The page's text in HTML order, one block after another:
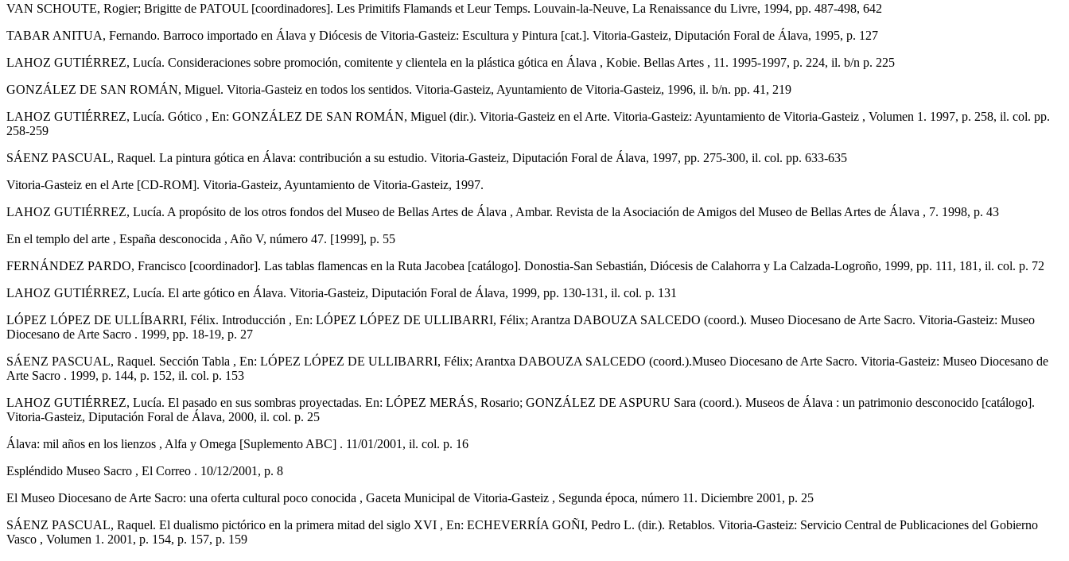
VAN SCHOUTE, Rogier; Brigitte de PATOUL [coordinadores]. Les Primitifs Flamands et Leur Temps. Louvain-la-Neuve, La Renaissance du Livre, 1994, pp. 487-498, 642
TABAR ANITUA, Fernando. Barroco importado en Álava y Diócesis de Vitoria-Gasteiz: Escultura y Pintura [cat.]. Vitoria-Gasteiz, Diputación Foral de Álava, 1995, p. 127
LAHOZ GUTIÉRREZ, Lucía. Consideraciones sobre promoción, comitente y clientela en la plástica gótica en Álava , Kobie. Bellas Artes , 11. 1995-1997, p. 224, il. b/n p. 225
GONZÁLEZ DE SAN ROMÁN, Miguel. Vitoria-Gasteiz en todos los sentidos. Vitoria-Gasteiz, Ayuntamiento de Vitoria-Gasteiz, 1996, il. b/n. pp. 41, 219
LAHOZ GUTIÉRREZ, Lucía. Gótico , En: GONZÁLEZ DE SAN ROMÁN, Miguel (dir.). Vitoria-Gasteiz en el Arte. Vitoria-Gasteiz: Ayuntamiento de Vitoria-Gasteiz , Volumen 1. 1997, p. 258, il. col. pp.
258-259
SÁENZ PASCUAL, Raquel. La pintura gótica en Álava: contribución a su estudio. Vitoria-Gasteiz, Diputación Foral de Álava, 1997, pp. 275-300, il. col. pp. 633-635
Vitoria-Gasteiz en el Arte [CD-ROM]. Vitoria-Gasteiz, Ayuntamiento de Vitoria-Gasteiz, 1997.
LAHOZ GUTIÉRREZ, Lucía. A propósito de los otros fondos del Museo de Bellas Artes de Álava , Ambar. Revista de la Asociación de Amigos del Museo de Bellas Artes de Álava , 7. 1998, p. 43
En el templo del arte , España desconocida , Año V, número 47. [1999], p. 55
FERNÁNDEZ PARDO, Francisco [coordinador]. Las tablas flamencas en la Ruta Jacobea [catálogo]. Donostia-San Sebastián, Diócesis de Calahorra y La Calzada-Logroño, 1999, pp. 111, 181, il. col. p. 72
LAHOZ GUTIÉRREZ, Lucía. El arte gótico en Álava. Vitoria-Gasteiz, Diputación Foral de Álava, 1999, pp. 130-131, il. col. p. 131
LÓPEZ LÓPEZ DE ULLÍBARRI, Félix. Introducción , En: LÓPEZ LÓPEZ DE ULLIBARRI, Félix; Arantza DABOUZA SALCEDO (coord.). Museo Diocesano de Arte Sacro. Vitoria-Gasteiz: Museo
Diocesano de Arte Sacro . 1999, pp. 18-19, p. 27
SÁENZ PASCUAL, Raquel. Sección Tabla , En: LÓPEZ LÓPEZ DE ULLIBARRI, Félix; Arantxa DABOUZA SALCEDO (coord.).Museo Diocesano de Arte Sacro. Vitoria-Gasteiz: Museo Diocesano de
Arte Sacro . 1999, p. 144, p. 152, il. col. p. 153
LAHOZ GUTIÉRREZ, Lucía. El pasado en sus sombras proyectadas. En: LÓPEZ MERÁS, Rosario; GONZÁLEZ DE ASPURU Sara (coord.). Museos de Álava : un patrimonio desconocido [catálogo].
Vitoria-Gasteiz, Diputación Foral de Álava, 2000, il. col. p. 25
Álava: mil años en los lienzos , Alfa y Omega [Suplemento ABC] . 11/01/2001, il. col. p. 16
Espléndido Museo Sacro , El Correo . 10/12/2001, p. 8
El Museo Diocesano de Arte Sacro: una oferta cultural poco conocida , Gaceta Municipal de Vitoria-Gasteiz , Segunda época, número 11. Diciembre 2001, p. 25
SÁENZ PASCUAL, Raquel. El dualismo pictórico en la primera mitad del siglo XVI , En: ECHEVERRÍA GOÑI, Pedro L. (dir.). Retablos. Vitoria-Gasteiz: Servicio Central de Publicaciones del Gobierno
Vasco , Volumen 1. 2001, p. 154, p. 157, p. 159